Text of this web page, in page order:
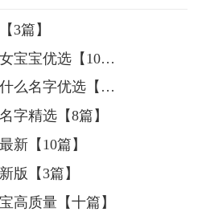
3篇】
宝优选【10篇】
名字优选【5篇】
字精选【8篇】
新【10篇】
版【3篇】
高质量【十篇】